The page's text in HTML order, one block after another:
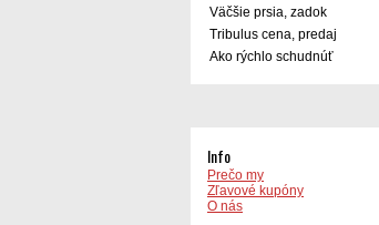
Väčšie prsia, zadok
Tribulus cena, predaj
Ako rýchlo schudnúť
Info
Prečo my
Zľavové kupóny
O nás